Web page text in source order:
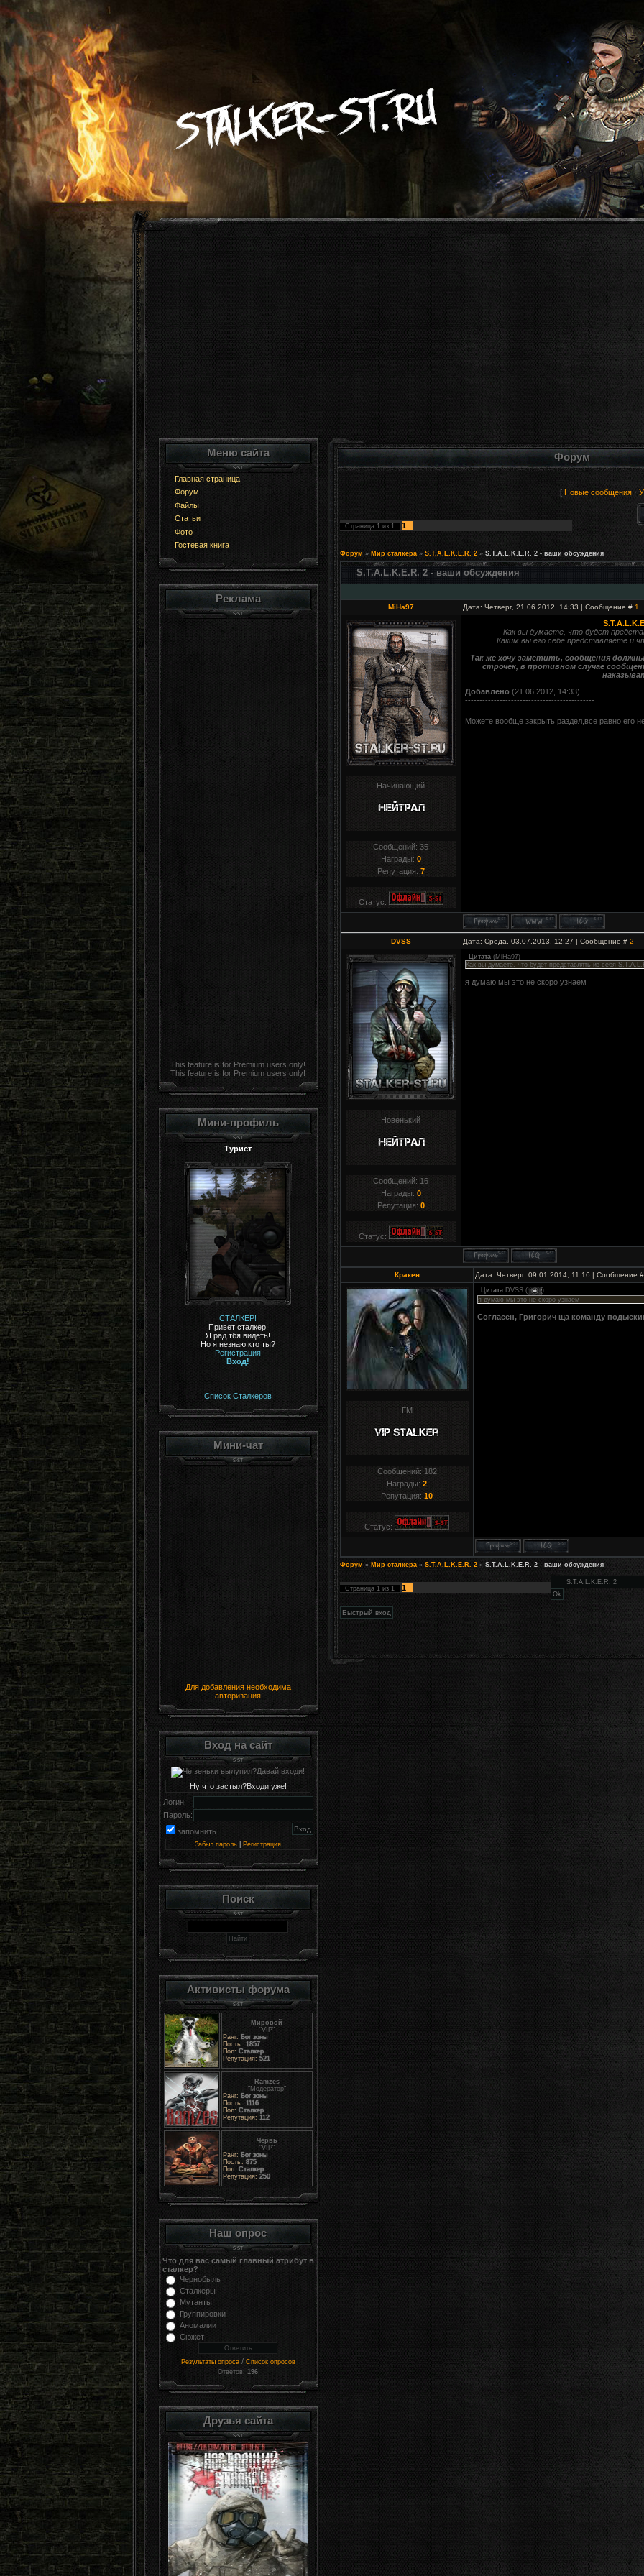
Меню сайта
Главная страница
Форум
Файлы
Статьи
Фото
Гостевая книга
Реклама
This feature is for Premium users only!
This feature is for Premium users only!
Мини-профиль
Турист
СТАЛКЕР!
Привет сталкер!
Я рад тбя видеть!
Но я незнаю кто ты?
Регистрация
Вход!
---
Список Сталкеров
Мини-чат
Для добавления необходима
авторизация
Вход на сайт
Ну что застыл?Входи уже!
Логин:
Пароль:
запомнить
Забыл пароль Регистрация
Поиск
Активисты форума
Мировой
"VIP"
Ранг: Бог зоны
Посты: 1857
Пол: Сталкер
Репутация: 521
Ramzes
"Модератор"
Ранг: Бог зоны
Посты: 1116
Пол: Сталкер
Репутация: 112
Червь
"VIP"
Ранг: Бог зоны
Посты: 875
Пол: Сталкер
Репутация: 250
Наш опрос
Что для вас самый главный атрибут в
сталкер?
Чернобыль
Сталкеры
Мутанты
Группировки
Аномалии
Сюжет
Результаты опроса/ Список опросов
Ответов: 196
Друзья сайта
Форум
[ Новые сообщения·
Страница 1из 1 1
Форум » Мир сталкера » S.T.A.L.K.E.R. 2 » S.T.A.L.K.E.R. 2 - ваши обсуждения
S.T.A.L.K.E.R. 2 - ваши обсуждения
MiHa97 Дата: Четверг, 21.06.2012, 14:33 | Сообщение # 1
Начинающий
Сообщений: 35
Награды: 0
Репутация: 7
Статус:
Как вы думаете, что будет
Каким вы его себе представляете и
Так же хочу заметить, сообщения
строчек, в противном случае
Добавлено(21.06.2012, 14:33)
---------------------------------------------
Можете вообще закрыть раздел,все равно его
DVSS Дата: Среда, 03.07.2013, 12:27 | Сообщение # 2
Новенький
Сообщений: 16
Награды: 0
Репутация: 0
Статус:
Цитата(MiHa97)
Как вы думаете, что будет представлять из себя
я думаю мы это не скоро узнаем
Кракен Дата: Четверг, 09.01.2014, 11:16 | Сообщение
ГМ
Сообщений: 182
Награды: 2
Репутация: 10
Статус:
Цитата DVSS(
)
я думаю мы это не скоро узнаем
Согласен, Григорич ща команду
Форум » Мир сталкера » S.T.A.L.K.E.R. 2 » S.T.A.L.K.E.R. 2 - ваши обсуждения
Страница 1из 1 1